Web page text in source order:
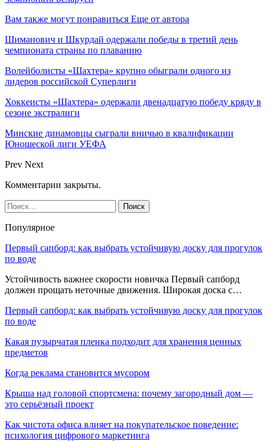
Вам также могут понравиться Еще от автора
Шиманович и Шкурдай одержали победы в третий день
чемпионата страны по плаванию
Волейболисты «Шахтера» крупно обыграли одного из
лидеров российской Суперлиги
Хоккеисты «Шахтера» одержали двенадцатую победу кряду в
сезоне экстралиги
Минские динамовцы сыграли вничью в квалификации
Юношеской лиги УЕФА
Prev Next
Комментарии закрыты.
Популярное
Первый сапборд: как выбрать устойчивую доску для прогулок
по воде
Устойчивость важнее скорости новичка Первый сапборд
должен прощать неточные движения. Широкая доска с…
Первый сапборд: как выбрать устойчивую доску для прогулок
по воде
Какая пузырчатая пленка подходит для хранения ценных
предметов
Когда реклама становится мусором
Крыша над головой спортсмена: почему загородный дом —
это серьёзный проект
Как чистота офиса влияет на покупательское поведение:
психология цифрового маркетинга